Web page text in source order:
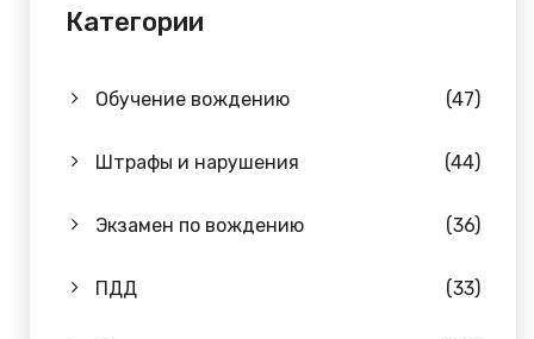
Категории
Обучение вождению (47)
Штрафы и нарушения (44)
Экзамен по вождению (36)
ПДД (33)